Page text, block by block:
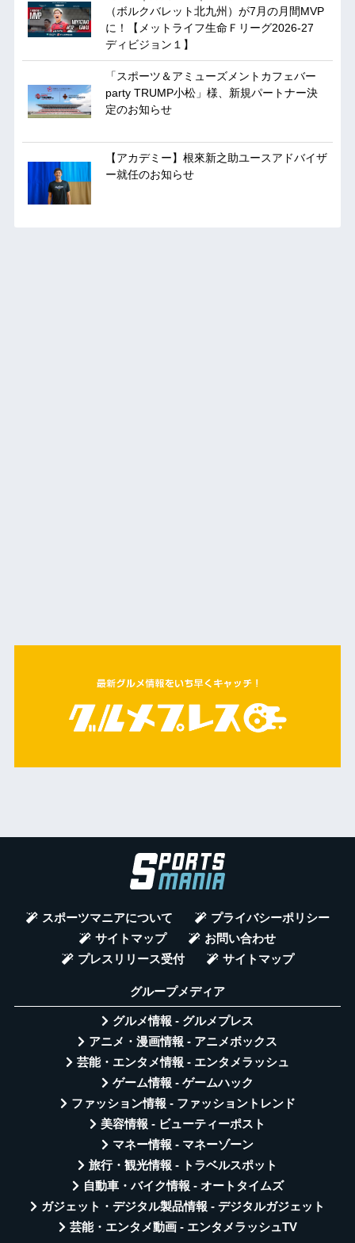
（ボルクバレット北九州）が7月の月間MVP
に！【メットライフ生命Ｆリーグ2026-27
ディビジョン１】
「スポーツ＆アミューズメントカフェバー
party TRUMP小松」様、新規パートナー決
定のお知らせ
【アカデミー】根來新之助ユースアドバイザ
ー就任のお知らせ
スポーツマニアについて
プライバシーポリシー
サイトマップ
お問い合わせ
プレスリリース受付
サイトマップ
グループメディア
グルメ情報 - グルメプレス
アニメ・漫画情報 - アニメボックス
芸能・エンタメ情報 - エンタメラッシュ
ゲーム情報 - ゲームハック
ファッション情報 - ファッショントレンド
美容情報 - ビューティーポスト
マネー情報 - マネーゾーン
旅行・観光情報 - トラベルスポット
自動車・バイク情報 - オートタイムズ
ガジェット・デジタル製品情報 - デジタルガジェット
芸能・エンタメ動画 - エンタメラッシュTV